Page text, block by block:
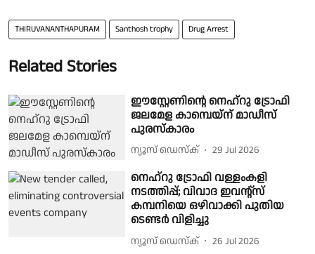
THIRUVANANTHAPURAM Santhosh trophy Drug Arrest
Related Stories
ഈസ്റ്റേണിന്റെ നെഹ്‌റു ട്രോഫി
ജലമേള കാമ്പെയ്‌ന് മാഡീസ്
പുരസ്കാരം
ന്യൂസ് ഡെസ്ക് 29 Jul 2026
നെഹ്റു ട്രോഫി വള്ളംകളി
നടത്തിപ്പ്; വിവാദ ഇവൻ്റ്സ്
കമ്പനിയെ ഒഴിവാക്കി പുതിയ
ടെണ്ടർ വിളിച്ചു
ന്യൂസ് ഡെസ്ക് 26 Jul 2026